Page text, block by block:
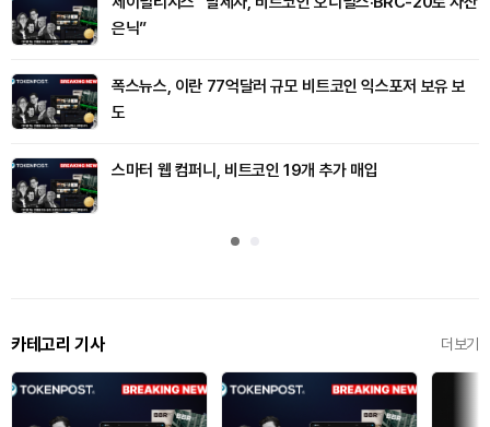
은닉”
폭스뉴스, 이란 77억달러 규모 비트코인 익스포저 보유 보
도
스마터 웹 컴퍼니, 비트코인 19개 추가 매입
카테고리 기사 더보기